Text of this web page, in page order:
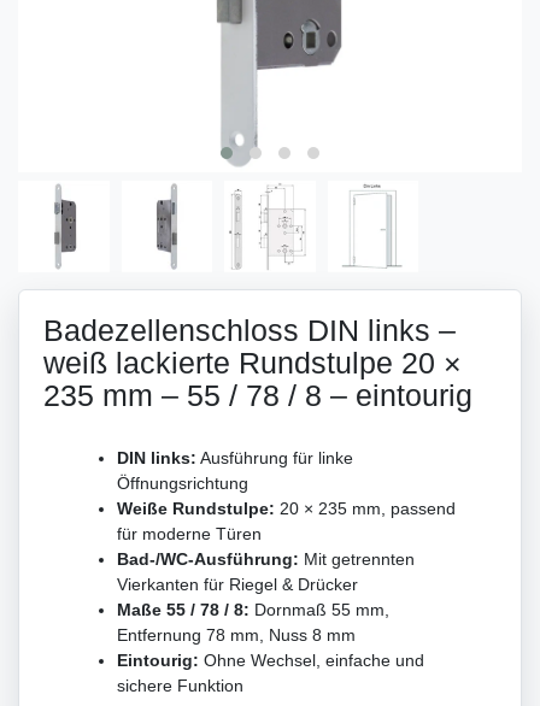
Badezellenschloss DIN links –
weiß lackierte Rundstulpe 20 ×
235 mm – 55 / 78 / 8 – eintourig
DIN links: Ausführung für linke
Öffnungsrichtung
Weiße Rundstulpe: 20 × 235 mm, passend
für moderne Türen
Bad-/WC-Ausführung: Mit getrennten
Vierkanten für Riegel & Drücker
Maße 55 / 78 / 8: Dornmaß 55 mm,
Entfernung 78 mm, Nuss 8 mm
Eintourig: Ohne Wechsel, einfache und
sichere Funktion